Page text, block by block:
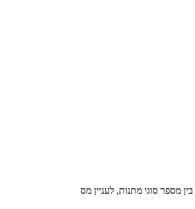
מספר סוגי מתנות, לעניין מס